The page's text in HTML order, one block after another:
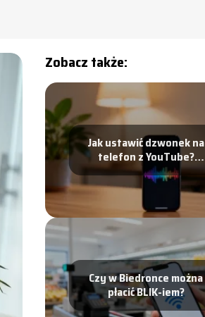
Zobacz także:
Jak ustawić dzwonek na
telefon z YouTube?
Poradnik krok po kroku
Czy w Biedronce można
płacić BLIK-iem?